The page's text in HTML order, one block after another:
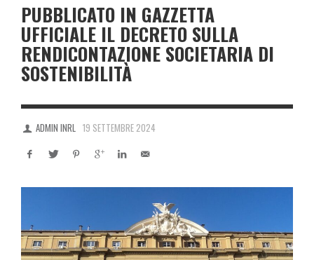
PUBBLICATO IN GAZZETTA
UFFICIALE IL DECRETO SULLA
RENDICONTAZIONE SOCIETARIA DI
SOSTENIBILITÀ
ADMIN INRL 19 SETTEMBRE 2024